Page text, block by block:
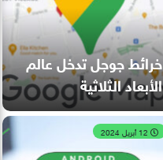
خرائط جوجل تدخل عالم
الأبعاد الثلاثية